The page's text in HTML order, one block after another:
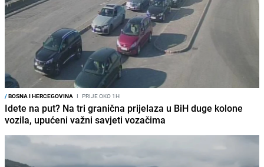
/BOSNA I HERCEGOVINA I PRIJE OKO 1H
Idete na put? Na tri granična prijelaza u BiH duge kolone
vozila, upućeni važni savjeti vozačima